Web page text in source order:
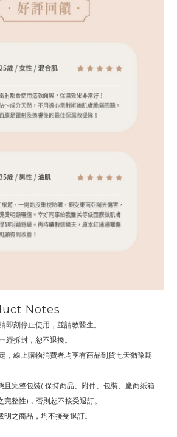
Notes
即刻停止使用，並請教醫生。
經拆封，恕不退換。
，線上購物消費者均享有商品到貨七天猶豫期
且完整包裝( 保持商品、附件、包裝、廠商紙箱
整性)，否則恕不接受退訂。
之商品，均不接受退訂。